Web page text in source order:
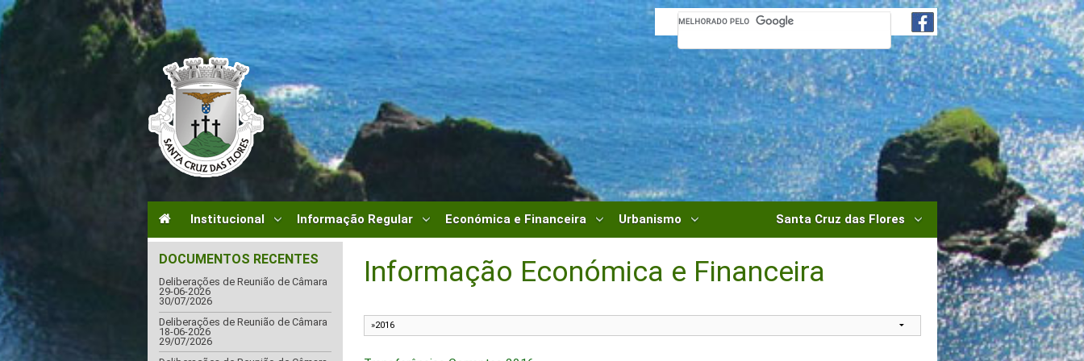
Institucional Informação Regular Económica e Financeira Urbanismo Santa Cruz das Flores
DOCUMENTOS RECENTES
Deliberações de Reunião de Câmara
29-06-2026
30/07/2026
Deliberações de Reunião de Câmara
18-06-2026
29/07/2026
Informação Económica e Financeira